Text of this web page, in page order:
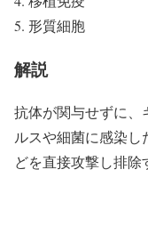
形質細胞
解説
抗体が関与せずに、
ルスや細菌に感染
どを直接攻撃し排除